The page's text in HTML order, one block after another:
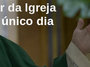
da Igreja
dia